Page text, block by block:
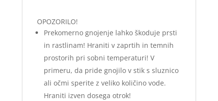
OPOZORILO!
Prekomerno gnojenje lahko škoduje prsti
in rastlinam! Hraniti v zaprtih in temnih
prostorih pri sobni temperaturi! V
primeru, da pride gnojilo v stik s sluznico
ali očmi sperite z veliko količino vode.
Hraniti izven dosega otrok!